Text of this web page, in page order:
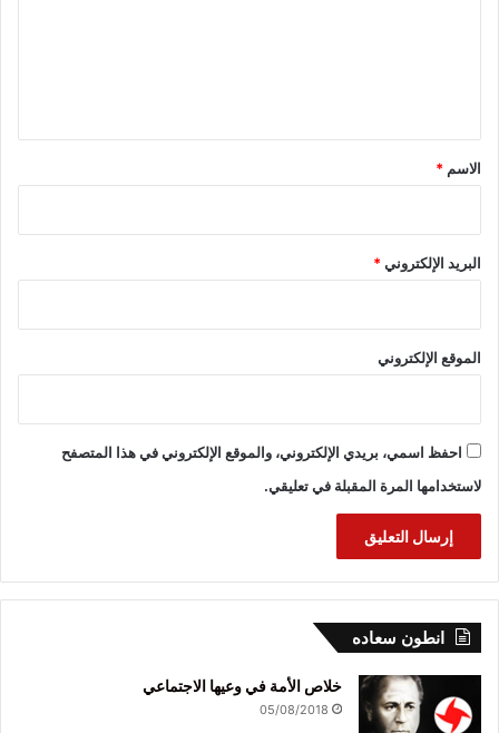
*
الاسم *
البريد الإلكتروني*
الموقع الإلكتروني
احفظ اسمي، بريدي الإلكتروني، والموقع الإلكتروني في هذا المتصفح
لاستخدامها المرة المقبلة في تعليقي.
انطون سعاده
خلاص الأمة في وعيها الاجتماعي
05/08/2018